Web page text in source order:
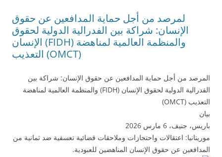
لمرصد من أجل حماية المدافعين عن حقوق
الإنسان: شراكة بين الفدرالية الدولية لحقوق
الإنسان (FIDH) والمنظمة العالمية لمناهضة
التعذيب (OMCT)
المرصد من أجل حماية المدافعين عن حقوق الإنسان: شراكة بين
الفدرالية الدولية لحقوق الإنسان (FIDH) والمنظمة العالمية لمناهضة
التعذيب (OMCT)
بيان
باريس، جنيف، 6 مارس 2026
موريتانيا: اعتقالات واحتجازات وملاحقات قضائية تعسفية ضد ثمانية من
المدافعين عن حقوق الإنسان المناهضين للعبودية.